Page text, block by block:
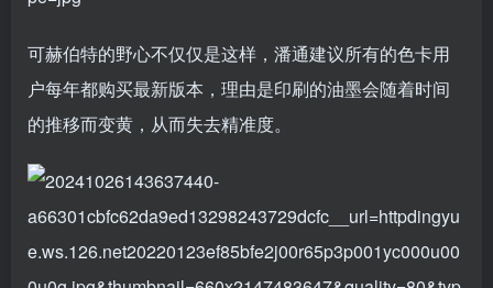
可赫伯特的野心不仅仅是这样，潘通建议所有的色卡用
户每年都购买最新版本，理由是印刷的油墨会随着时间
的推移而变黄，从而失去精准度。